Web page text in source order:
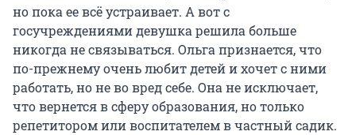
но пока ее всё устраивает. А вот с
госучреждениями девушка решила больше
никогда не связываться. Ольга признается, что
по-прежнему очень любит детей и хочет с ними
работать, но не во вред себе. Она не исключает,
что вернется в сферу образования, но только
репетитором или воспитателем в частный садик.